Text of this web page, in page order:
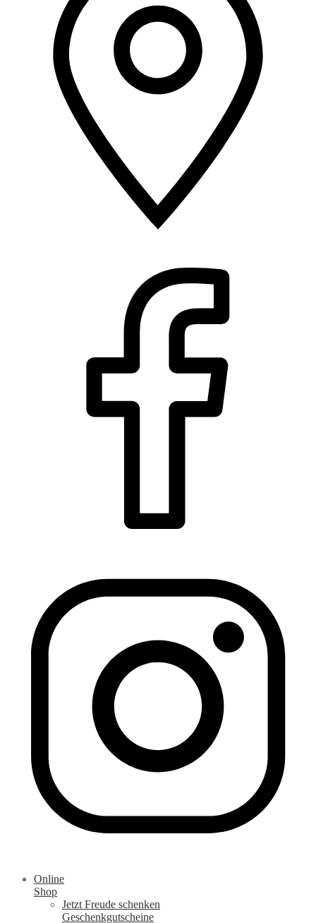
Online
Shop
Jetzt Freude schenken
Geschenkgutscheine